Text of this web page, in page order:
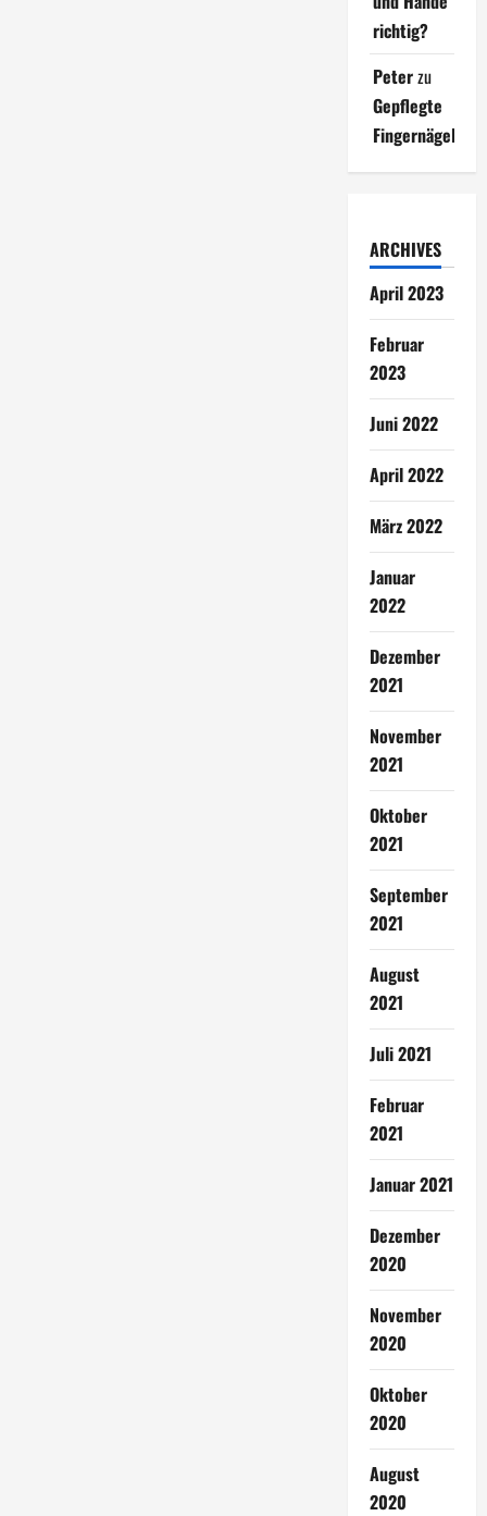
richtig?
Peterzu
Gepflegte
Fingernägel
ARCHIVES
April 2023
Februar
2023
Juni 2022
April 2022
März 2022
Januar
2022
Dezember
2021
November
2021
Oktober
2021
September
2021
August
2021
Juli 2021
Februar
2021
Januar 2021
Dezember
2020
November
2020
Oktober
2020
August
2020